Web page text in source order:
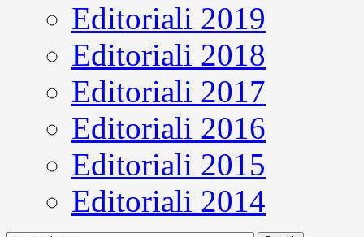
Editoriali 2019
Editoriali 2018
Editoriali 2017
Editoriali 2016
Editoriali 2015
Editoriali 2014